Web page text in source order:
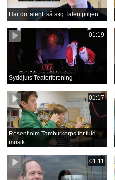
Har du talent, så søg Talentpuljen
01:19
Syddjurs Teaterforening
01:17
Rosenholm Tamburkorps for fuld
musik
01:11